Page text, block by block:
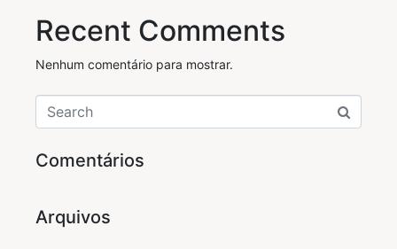
Recent Comments
Nenhum comentário para mostrar.
Comentários
Arquivos